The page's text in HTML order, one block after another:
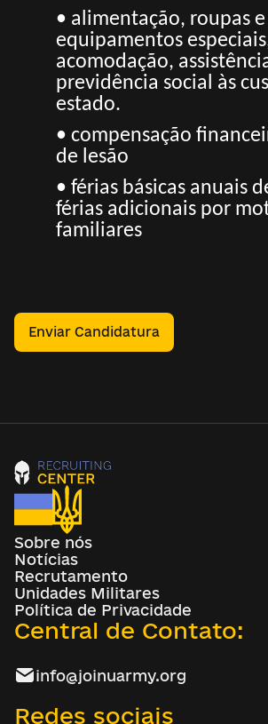
• alimentação, roupas e
equipamentos
acomodação,
previdência social às
estado.
• compensação
de lesão
• férias básicas anuais
férias adicionais por
familiares
Enviar Candidatura
Sobre nós
Notícias
Recrutamento
Unidades Militares
Política de Privacidade
Central de Contato:
info@joinuarmy.org
Redes sociais